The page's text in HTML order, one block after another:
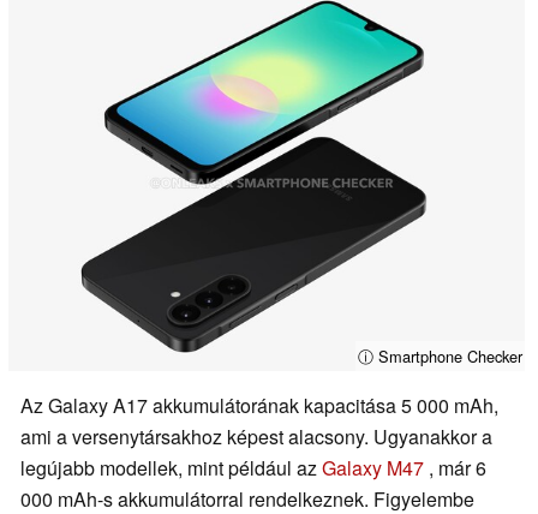
ⓘ Smartphone Checker
Az Galaxy A17 akkumulátorának kapacitása 5 000 mAh,
ami a versenytársakhoz képest alacsony. Ugyanakkor a
legújabb modellek, mint például az Galaxy M47 , már 6
000 mAh-s akkumulátorral rendelkeznek. Figyelembe